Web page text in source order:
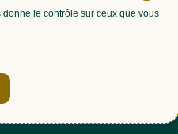
conforme (98,51%)